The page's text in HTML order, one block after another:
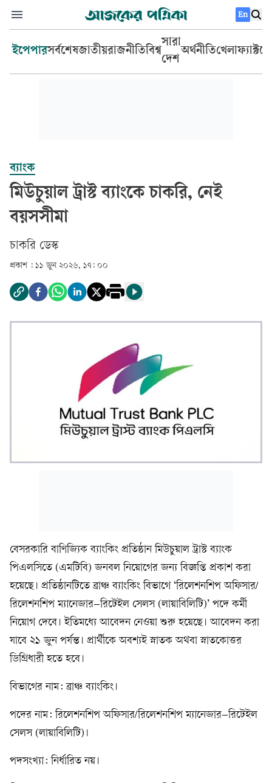
En
ইপেপারসর্বশেষজাতীয়রাজনীতিবিশ্ব
সারা
দেশ
অর্থনীতিখেলা
ব্যাংক
মিউচুয়াল ট্রাস্ট ব্যাংকে চাকরি, নেই
বয়সসীমা
চাকরি ডেস্ক
প্রকাশ : ১১ জুন ২০২৬, ১৭: ০০
বেসরকারি বাণিজ্যিক ব্যাংকিং প্রতিষ্ঠান মিউচুয়াল ট্রাস্ট ব্যাংক
পিএলসিতে (এমটিবি) জনবল নিয়োগের জন্য বিজ্ঞপ্তি প্রকাশ করা
হয়েছে। প্রতিষ্ঠানটিতে ব্রাঞ্চ ব্যাংকিং বিভাগে ‘রিলেশনশিপ অফিসার/
রিলেশনশিপ ম্যানেজার–রিটেইল সেলস (লায়াবিলিটি)’ পদে কর্মী
নিয়োগ দেবে। ইতিমধ্যে আবেদন নেওয়া শুরু হয়েছে। আবেদন করা
যাবে ২১ জুন পর্যন্ত। প্রার্থীকে অবশ্যই স্নাতক অথবা স্নাতকোত্তর
ডিগ্রিধারী হতে হবে।
বিভাগের নাম: ব্রাঞ্চ ব্যাংকিং।
পদের নাম: রিলেশনশিপ অফিসার/রিলেশনশিপ ম্যানেজার–রিটেইল
সেলস (লায়াবিলিটি)।
পদসংখ্যা: নির্ধারিত নয়।